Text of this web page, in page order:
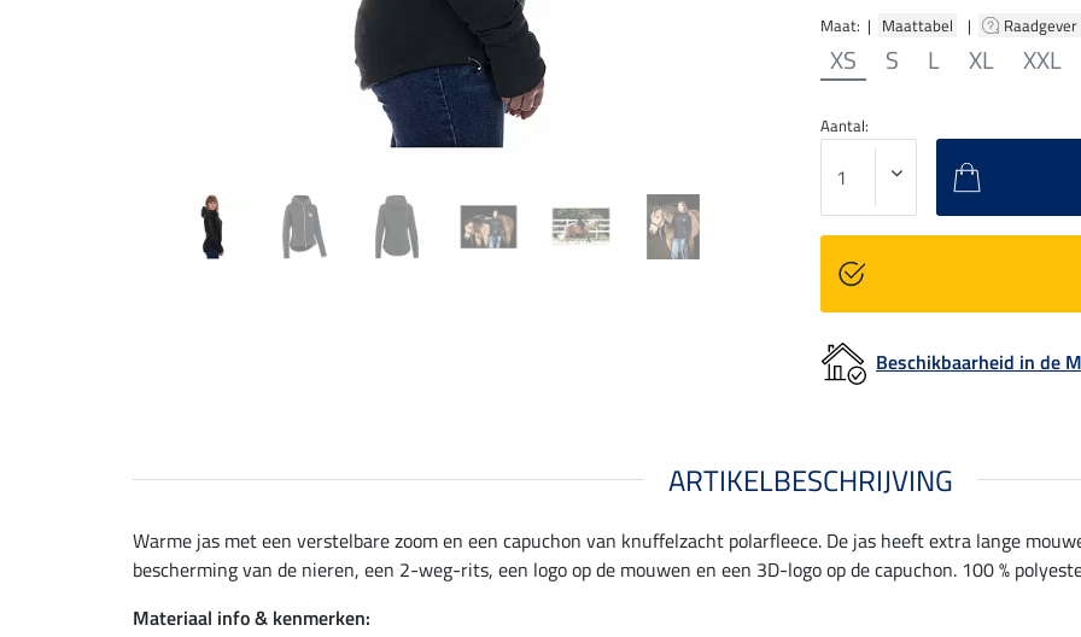
Maat: | Maattabel | Raadgever
XS S L XL XXL
Aantal:
Beschikbaarheid in de
ARTIKELBESCHRIJVING
Warme jas met een verstelbare zoom en een capuchon van knuffelzacht polarfleece. De jas heeft extra lange
bescherming van de nieren, een 2-weg-rits, een logo op de mouwen en een 3D-logo op de capuchon. 100 %
Materiaal info & kenmerken: